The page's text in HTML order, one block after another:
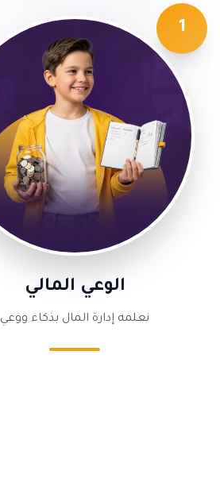
1
الوعي المالي
نعلمه إدارة المال بذكاء ووعي